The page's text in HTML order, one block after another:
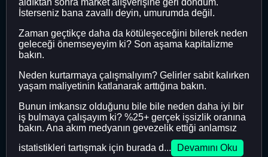
İsterseniz bana zavallı deyin, umurumda değil.
Zaman geçtikçe daha da kötüleşeceğini bilerek neden
geleceği önemseyeyim ki? Son aşama kapitalizme
bakın.
Neden kurtarmaya çalışmalıyım? Gelirler sabit kalırken
yaşam maliyetinin katlanarak arttığına bakın.
Bunun imkansız olduğunu bile bile neden daha iyi bir
iş bulmaya çalışayım ki? %25+ gerçek işsizlik oranına
bakın. Ana akım medyanın gevezelik ettiği anlamsız
istatistikleri tartışmak için burada d...
Devamını Oku